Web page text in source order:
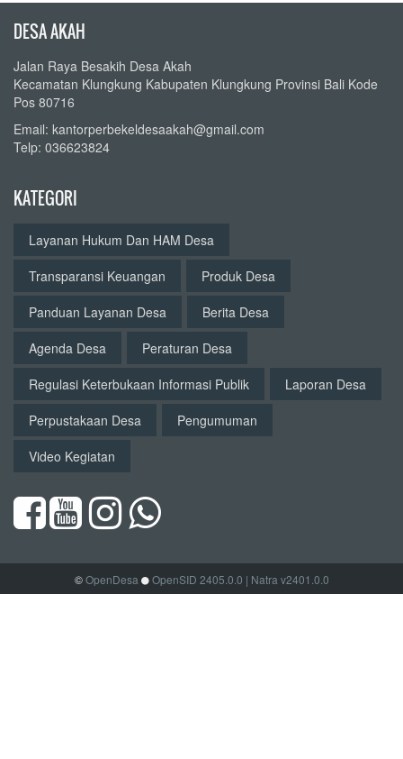
DESA AKAH
Jalan Raya Besakih Desa Akah
Kecamatan Klungkung Kabupaten Klungkung Provinsi Bali Kode
Pos 80716
Email: kantorperbekeldesaakah@gmail.com
Telp: 036623824
KATEGORI
Layanan Hukum Dan HAM Desa
Transparansi Keuangan
Produk Desa
Panduan Layanan Desa
Berita Desa
Agenda Desa
Peraturan Desa
Regulasi Keterbukaan Informasi Publik
Laporan Desa
Perpustakaan Desa
Pengumuman
Video Kegiatan
©OpenDesa OpenSID 2405.0.0 | Natra v2401.0.0